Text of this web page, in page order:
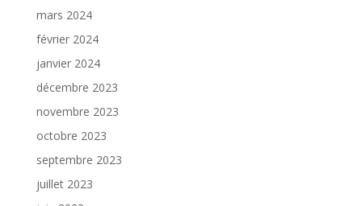
mars 2024
février 2024
janvier 2024
décembre 2023
novembre 2023
octobre 2023
septembre 2023
juillet 2023